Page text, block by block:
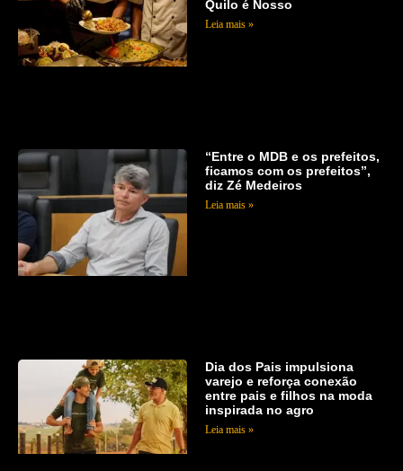
Quilo é Nosso
Leia mais »
“Entre o MDB e os prefeitos,
ficamos com os prefeitos”,
diz Zé Medeiros
Leia mais »
Dia dos Pais impulsiona
varejo e reforça conexão
entre pais e filhos na moda
inspirada no agro
Leia mais »